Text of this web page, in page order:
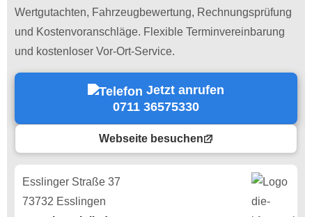
Wertgutachten, Fahrzeugbewertung, Rechnungsprüfung
und Kostenvoranschläge. Flexible Terminvereinbarung
und kostenloser Vor-Ort-Service.
Jetzt anrufen
0711 36575330
Webseite besuchen
Esslinger Straße 37
73732 Esslingen